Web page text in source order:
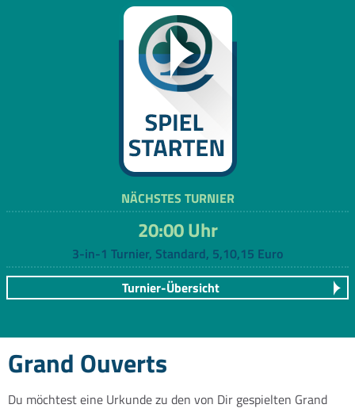
NÄCHSTES TURNIER
20:00 Uhr
3-in-1 Turnier, Standard, 5,10,15 Euro
Turnier-Übersicht
Grand Ouverts
Du möchtest eine Urkunde zu den von Dir gespielten Grand